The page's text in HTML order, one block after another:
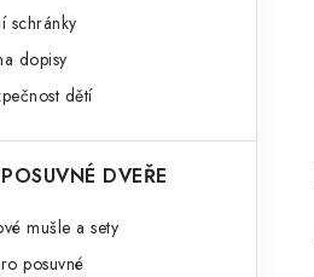
schránky
dopisy
dětí
DVEŘE
mušle a sety
posuvné